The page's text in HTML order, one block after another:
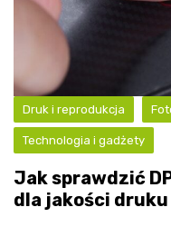
Druk i reprodukcja
Technologia i gadżety
Jak sprawdzić
dla jakości druku